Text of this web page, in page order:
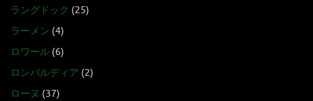
ラングドック (25)
ラーメン (4)
ロワール (6)
ロンバルディア (2)
ローヌ (37)